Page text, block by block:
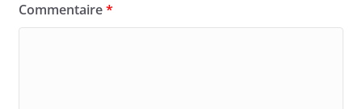
Commentaire*